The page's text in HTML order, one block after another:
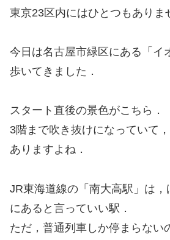
東京23区内にはひとつもありま
今日は名古屋市緑区にある「イ
歩いてきました．
スタート直後の景色がこちら．
3階まで吹き抜けになっていて
ありますよね．
JR東海道線の「南大高駅」は，
にあると言っていい駅．
ただ，普通列車しか停まらない